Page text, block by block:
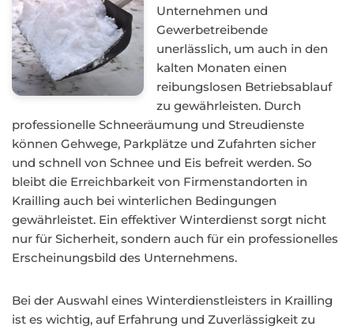
Unternehmen und
Gewerbetreibende
unerlässlich, um auch in den
kalten Monaten einen
reibungslosen Betriebsablauf
zu gewährleisten. Durch
professionelle Schneeräumung und Streudienste
können Gehwege, Parkplätze und Zufahrten sicher
und schnell von Schnee und Eis befreit werden. So
bleibt die Erreichbarkeit von Firmenstandorten in
Krailling auch bei winterlichen Bedingungen
gewährleistet. Ein effektiver Winterdienst sorgt nicht
nur für Sicherheit, sondern auch für ein professionelles
Erscheinungsbild des Unternehmens.
Bei der Auswahl eines Winterdienstleisters in Krailling
ist es wichtig, auf Erfahrung und Zuverlässigkeit zu